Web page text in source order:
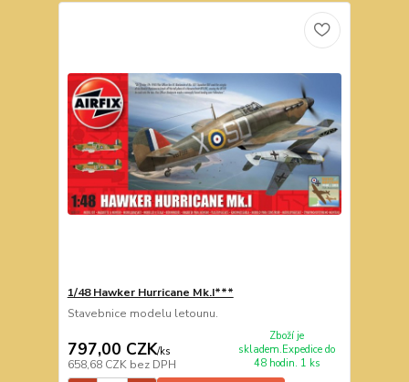
1/48 Hawker Hurricane Mk.I***
Stavebnice modelu letounu.
797,00 CZK/ks
658,68 CZK bez DPH
Zboží je
skladem.Expedice do
48 hodin. 1 ks